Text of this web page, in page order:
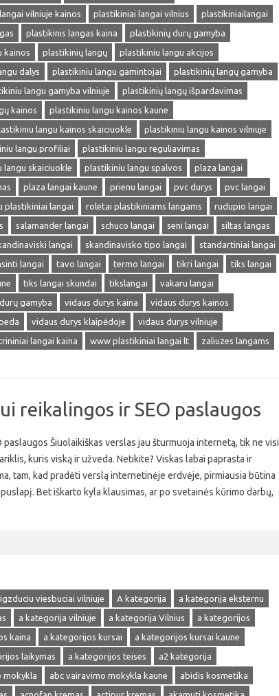
vilniuje kainos plastikiniai langai vilnius
plastikiniailangai
plastikinis langas kaina
plastikinių durų gamyba
kainos plastikinių langų
plastikiniu langu akcijos
dalys plastikiniu langu gamintojai
plastikinių langų gamyba
langu gamyba vilniuje
plastikinių langų išpardavimas
kainos
plastikiniu langu kainos kaune
langu kainos skaiciuokle
plastikiniu langu kainos vilniuje
langu profiliai
plastikiniu langu reguliavimas
langu skaiciuokle plastikiniu langu spalvos
plaza langai
plaza langai kaune prienu langai pvc durys
pvc langai
plastikiniai langai roletai plastikiniams langams
rudupio langai
salamander langai schuco langai seni langai
siltas langas
langai skandinavisko tipo langai
standartiniai langai
langai tavo langai termo langai tikri langai
tiks langai
tiks langai skundai tikslangai
vakaru langai
gamyba vidaus durys kaina
vidaus durys kainos
vidaus durys klaipėdoje
vidaus durys vilniuje
langai kaina www plastikiniai langai lt zaliuzes langams
reikalingos ir SEO paslaugos
Šiuolaikiškas verslas jau šturmuoja internetą, tik ne visi
kuris viską ir užveda. Netikite? Viskas labai paprasta ir
tam, kad pradėti verslą internetinėje erdvėje, pirmiausia būtina
Bet iškarto kyla klausimas, ar po svetainės kūrimo darbų,
viesbuciai vilniuje A kategorija
a kategorija eksternu
a kategorija vilniuje a kategorija Vilnius
a kategorijos
kaina a kategorijos kursai
a kategorijos kursai kaune
laikymas a kategorijos teises
a2 kategorija
mokykla abc vairavimo mokykla kaune
abidis kosmetika